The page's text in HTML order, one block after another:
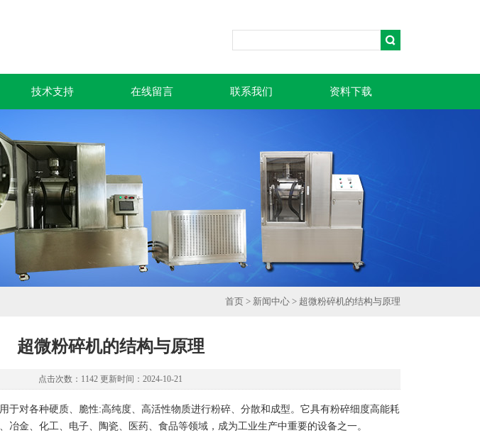
技术支持 在线留言 联系我们 资料下载
首页 > 新闻中心 > 超微粉碎机的结构与原理
超微粉碎机的结构与原理
点击次数：1142 更新时间：2024-10-21
对各种硬质、脆性:高纯度、高活性物质进行粉碎、分散和成型。它具有粉碎细度高能耗
冶金、化工、电子、陶瓷、医药、食品等领域，成为工业生产中重要的设备之一。